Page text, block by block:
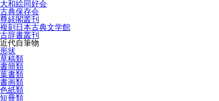
大和絵同好会
古典保存会
尊経閣叢刊
複刻日本古典文学館
古辞書叢刊
近代自筆物
形状
草稿類
書簡類
葉書類
書画類
色紙類
短冊類